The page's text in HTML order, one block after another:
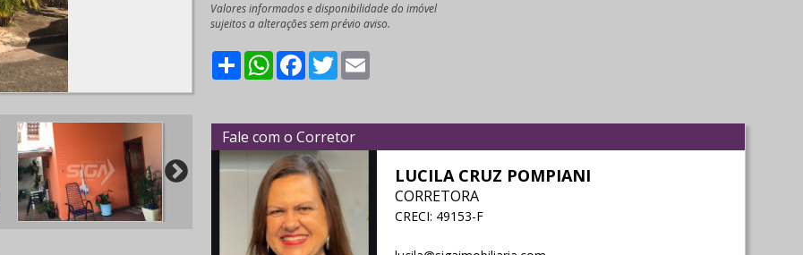
Valores informados e disponibilidade do imóvel
sujeitos a alterações sem prévio aviso.
ShareWhatsApp
Facebook
Twitter
Fale com o Corretor
LUCILA CRUZ POMPIANI
CORRETORA
CRECI: 49153-F